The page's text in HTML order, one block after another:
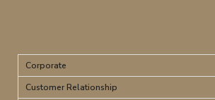
Corporate
Customer Relationship